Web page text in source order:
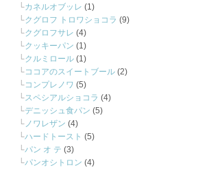
カネルオブッレ (1)
クグロフ トロワショコラ (9)
クグロフサレ (4)
クッキーパン (1)
クルミロール (1)
ココアのスイートブール (2)
コンプレノワ (5)
スペシアルショコラ (4)
デニッシュ食パン (5)
ノワレザン (4)
ハードトースト (5)
パン オ テ (3)
パンオシトロン (4)